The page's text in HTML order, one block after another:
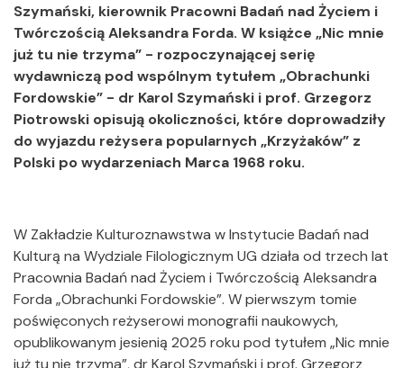
Szymański, kierownik Pracowni Badań nad Życiem i
Twórczością Aleksandra Forda. W książce „Nic mnie
już tu nie trzyma” - rozpoczynającej serię
wydawniczą pod wspólnym tytułem „Obrachunki
Fordowskie” - dr Karol Szymański i prof. Grzegorz
Piotrowski opisują okoliczności, które doprowadziły
do wyjazdu reżysera popularnych „Krzyżaków” z
Polski po wydarzeniach Marca 1968 roku.
W Zakładzie Kulturoznawstwa w Instytucie Badań nad
Kulturą na Wydziale Filologicznym UG działa od trzech lat
Pracownia Badań nad Życiem i Twórczością Aleksandra
Forda „Obrachunki Fordowskie”. W pierwszym tomie
poświęconych reżyserowi monografii naukowych,
opublikowanym jesienią 2025 roku pod tytułem „Nic mnie
już tu nie trzyma”, dr Karol Szymański i prof. Grzegorz